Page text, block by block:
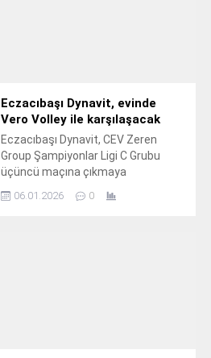
Eczacıbaşı Dynavit, evinde
Vero Volley ile karşılaşacak
Eczacıbaşı Dynavit, CEV Zeren
Group Şampiyonlar Ligi C Grubu
üçüncü maçına çıkmaya
hazırlanıyor.
06.01.2026 0